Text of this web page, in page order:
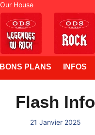
BONS PLANS INFOS
Flash Info
21 Janvier 2025
Our House